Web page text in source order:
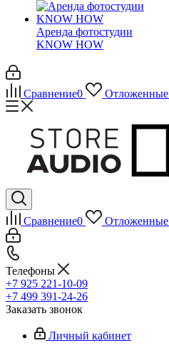
Аренда фотостудии
KNOW HOW
Сравнение0 Отложенные
Сравнение0 Отложенные
Телефоны
+7 925 221-10-09
+7 499 391-24-26
Заказать звонок
Личный кабинет